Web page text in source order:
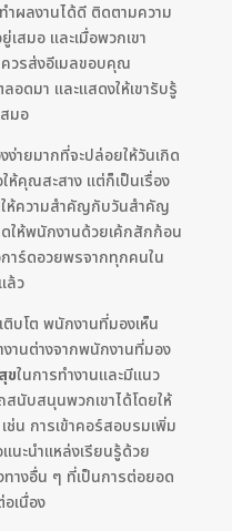
ผลงานได้ดี ติดตามความ
สมอ และเมื่อพวกเขา
ควรส่งอีเมลขอบคุณ
อดมา และแสดงให้เขารับรู้
มอ
ง่ายมากที่จะปล่อยให้วันเกิด
ห้คุณสะสาง แต่ก็เป็นเรื่อง
ให้ความสำคัญกับวันสำคัญ
ให้พนักงานด้วยเค้กสักก้อน
าร์ดอวยพรจากทุกคนใน
แล้ว
บโต พนักงานที่มองเห็น
งานต่างจากพนักงานที่มอง
ขในการทำงานและมีแนว
นับสนุนพวกเขาได้โดยให้
ช่น การเข้าคอร์สอบรมเพิ่ม
นะนำแหล่งเรียนรู้ด้วย
างอื่น ๆ ที่เป็นการต่อยอด
เนื่อง